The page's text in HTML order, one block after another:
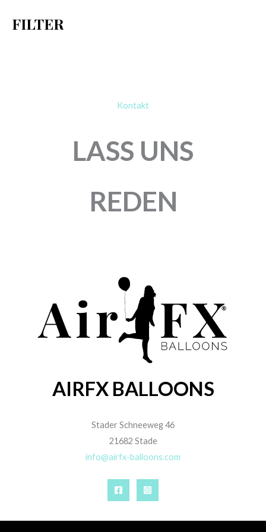
FILTER
Kontakt
LASS UNS
REDEN
AIRFX BALLOONS
Stader Schneeweg 46
21682 Stade
info@airfx-balloons.com